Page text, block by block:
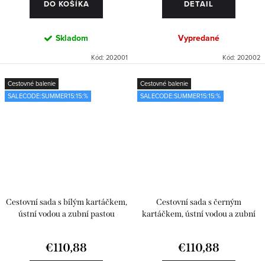
DO KOŠÍKA
Skladom
Kód: 202001
DETAIL
Vypredané
Kód: 202002
Cestovné balenie
SALECODE:SUMMER15:15:%
Cestovní sada s bílým kartáčkem,
ústní vodou a zubní pastou
€110,88
Cestovné balenie
SALECODE:SUMMER15:15:%
Cestovní sada s černým
kartáčkem, ústní vodou a zubní
€110,88